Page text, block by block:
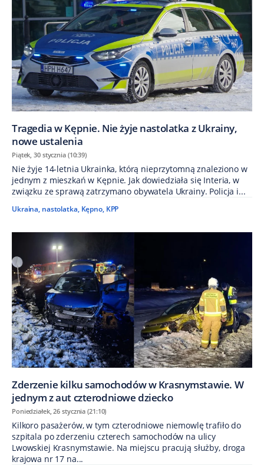
Tragedia w Kępnie. Nie żyje nastolatka z Ukrainy,
nowe ustalenia
Piątek, 30 stycznia (10:39)
Nie żyje 14-letnia Ukrainka, którą nieprzytomną znaleziono w
jednym z mieszkań w Kępnie. Jak dowiedziała się Interia, w
związku ze sprawą zatrzymano obywatela Ukrainy. Policja i...
Ukraina, nastolatka, Kępno, KPP
Zderzenie kilku samochodów w Krasnymstawie. W
jednym z aut czterodniowe dziecko
Poniedziałek, 26 stycznia (21:10)
Kilkoro pasażerów, w tym czterodniowe niemowlę trafiło do
szpitala po zderzeniu czterech samochodów na ulicy
Lwowskiej Krasnymstawie. Na miejscu pracują służby, droga
krajowa nr 17 na...